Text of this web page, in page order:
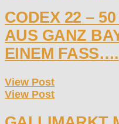
CODEX 22 –
AUS GANZ
EINEM FASS….
View Post
View Post